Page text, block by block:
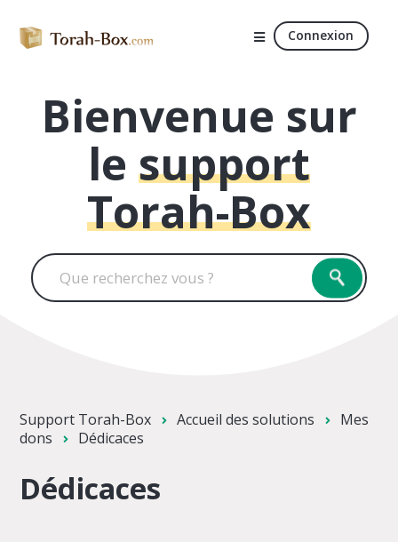
Connexion
Bienvenue sur
le support
Torah-Box
Support Torah-Box Accueil des solutions
Mes
dons
Dédicaces
Dédicaces